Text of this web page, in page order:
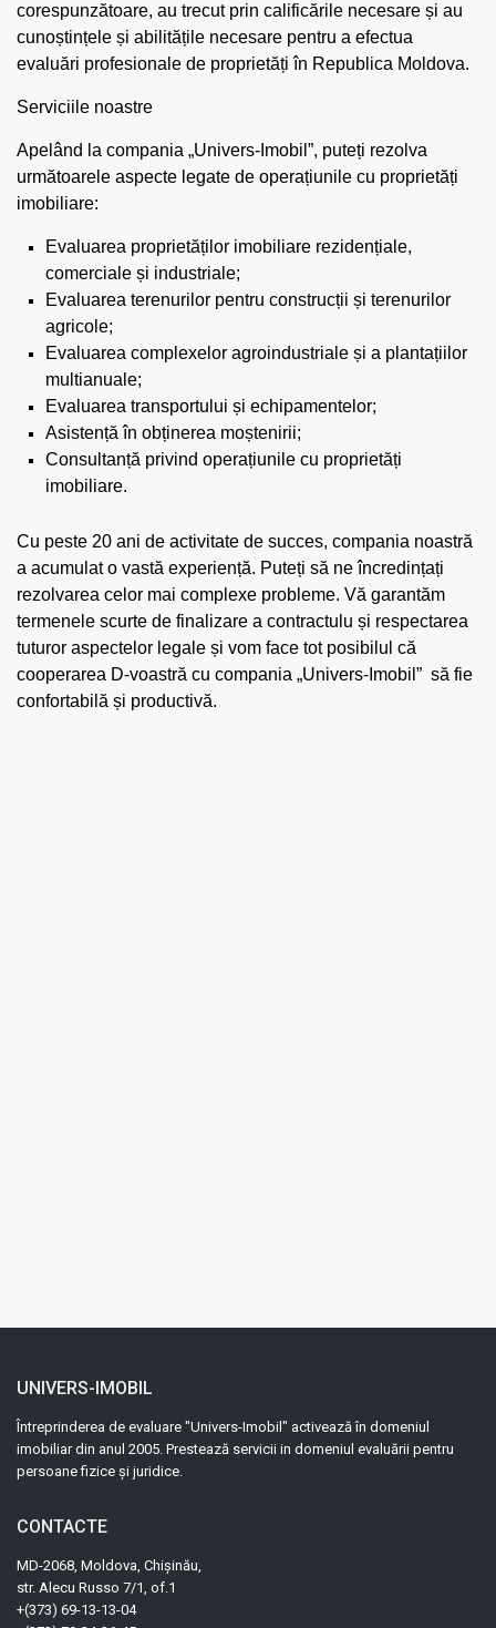
corespunzătoare, au trecut prin calificările necesare și au
cunoștințele și abilitățile necesare pentru a efectua
evaluări profesionale de proprietăți în Republica Moldova.
Serviciile noastre
Apelând la compania „Univers-Imobil”, puteți rezolva
următoarele aspecte legate de operațiunile cu proprietăți
imobiliare:
Evaluarea proprietăților imobiliare rezidențiale,
comerciale și industriale;
Evaluarea terenurilor pentru construcții și terenurilor
agricole;
Evaluarea complexelor agroindustriale și a plantațiilor
multianuale;
Evaluarea transportului și echipamentelor;
Asistență în obținerea moștenirii;
Consultanță privind operațiunile cu proprietăți
imobiliare.
Cu peste 20 ani de activitate de succes, compania noastră
a acumulat o vastă experiență. Puteți să ne încredințați
rezolvarea celor mai complexe probleme. Vă garantăm
termenele scurte de finalizare a contractulu și respectarea
tuturor aspectelor legale și vom face tot posibilul că
cooperarea D-voastră cu compania „Univers-Imobil” să fie
confortabilă și productivă.
UNIVERS-IMOBIL
Întreprinderea de evaluare "Univers-Imobil" activează în domeniul
imobiliar din anul 2005. Prestează servicii in domeniul evaluării pentru
persoane fizice și juridice.
CONTACTE
MD-2068, Moldova, Chișinău,
str. Alecu Russo 7/1, оf.1
+(373) 69-13-13-04